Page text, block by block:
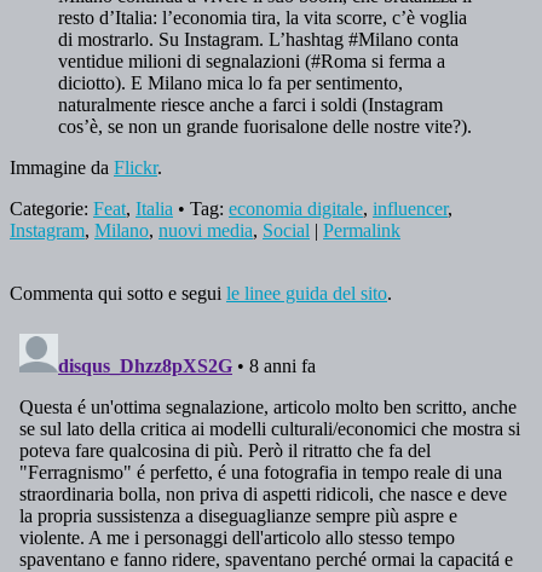
resto d’Italia: l’economia tira, la vita scorre, c’è voglia
di mostrarlo. Su Instagram. L’hashtag #Milano conta
ventidue milioni di segnalazioni (#Roma si ferma a
diciotto). E Milano mica lo fa per sentimento,
naturalmente riesce anche a farci i soldi (Instagram
cos’è, se non un grande fuorisalone delle nostre vite?).
Immagine da Flickr.
Categorie: Feat, Italia • Tag: economia digitale, influencer,
Instagram, Milano, nuovi media, Social | Permalink
Commenta qui sotto e segui le linee guida del sito.